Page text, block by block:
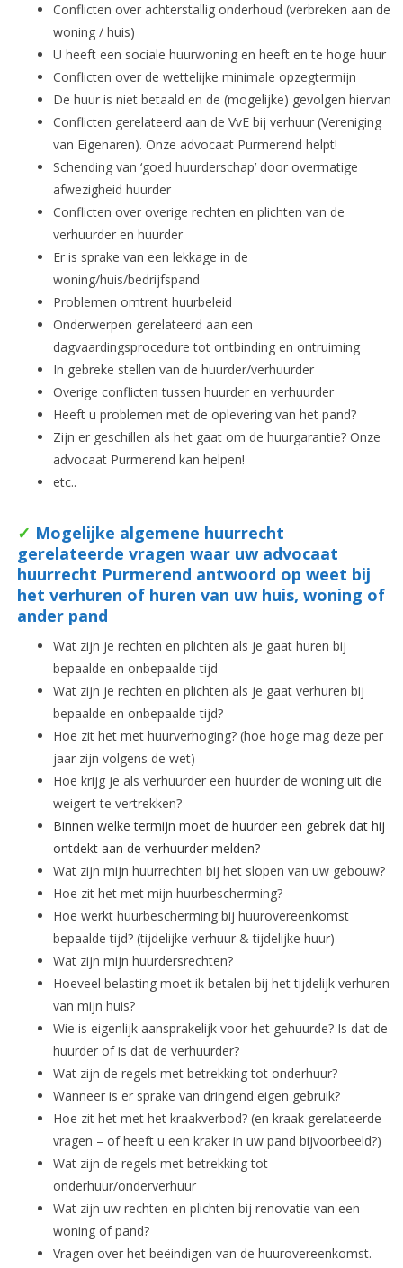
Conflicten over achterstallig onderhoud (verbreken aan de
woning / huis)
U heeft een sociale huurwoning en heeft en te hoge huur
Conflicten over de wettelijke minimale opzegtermijn
De huur is niet betaald en de (mogelijke) gevolgen hiervan
Conflicten gerelateerd aan de VvE bij verhuur (Vereniging
van Eigenaren). Onze advocaat Purmerend helpt!
Schending van ‘goed huurderschap’ door overmatige
afwezigheid huurder
Conflicten over overige rechten en plichten van de
verhuurder en huurder
Er is sprake van een lekkage in de
woning/huis/bedrijfspand
Problemen omtrent huurbeleid
Onderwerpen gerelateerd aan een
dagvaardingsprocedure tot ontbinding en ontruiming
In gebreke stellen van de huurder/verhuurder
Overige conflicten tussen huurder en verhuurder
Heeft u problemen met de oplevering van het pand?
Zijn er geschillen als het gaat om de huurgarantie? Onze
advocaat Purmerend kan helpen!
etc..
✓ Mogelijke algemene huurrecht
gerelateerde vragen waar uw advocaat
huurrecht Purmerend antwoord op weet bij
het verhuren of huren van uw huis, woning of
ander pand
Wat zijn je rechten en plichten als je gaat huren bij
bepaalde en onbepaalde tijd
Wat zijn je rechten en plichten als je gaat verhuren bij
bepaalde en onbepaalde tijd?
Hoe zit het met huurverhoging? (hoe hoge mag deze per
jaar zijn volgens de wet)
Hoe krijg je als verhuurder een huurder de woning uit die
weigert te vertrekken?
Binnen welke termijn moet de huurder een gebrek dat hij
ontdekt aan de verhuurder melden?
Wat zijn mijn huurrechten bij het slopen van uw gebouw?
Hoe zit het met mijn huurbescherming?
Hoe werkt huurbescherming bij huurovereenkomst
bepaalde tijd? (tijdelijke verhuur & tijdelijke huur)
Wat zijn mijn huurdersrechten?
Hoeveel belasting moet ik betalen bij het tijdelijk verhuren
van mijn huis?
Wie is eigenlijk aansprakelijk voor het gehuurde? Is dat de
huurder of is dat de verhuurder?
Wat zijn de regels met betrekking tot onderhuur?
Wanneer is er sprake van dringend eigen gebruik?
Hoe zit het met het kraakverbod? (en kraak gerelateerde
vragen – of heeft u een kraker in uw pand bijvoorbeeld?)
Wat zijn de regels met betrekking tot
onderhuur/onderverhuur
Wat zijn uw rechten en plichten bij renovatie van een
woning of pand?
Vragen over het beëindigen van de huurovereenkomst.